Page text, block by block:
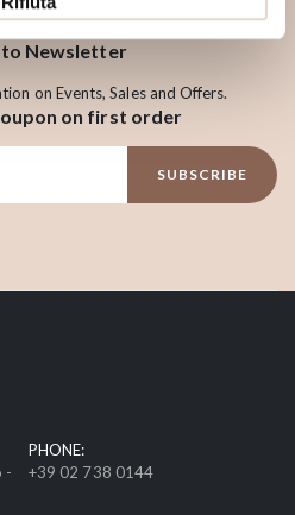
to Newsletter
on Events, Sales and Offers.
on first order
SUBSCRIBE
-
PHONE:
+39 02 738 0144